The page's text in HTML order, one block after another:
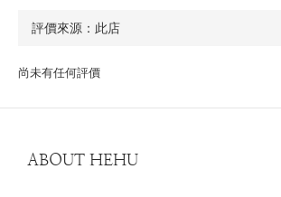
尚未有任何評價
ABOUT HEHU